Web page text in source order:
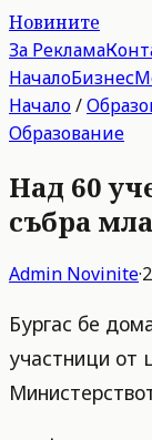
Новините
За Реклама
НачалоБизнес
Начало/
Образование
Над 60
събра
Admin Novinite·
Бургас бе
участници от